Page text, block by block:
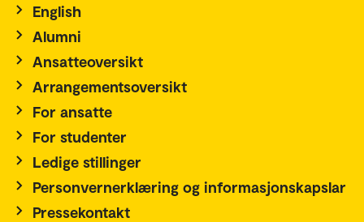
English
Alumni
Ansatteoversikt
Arrangementsoversikt
For ansatte
For studenter
Ledige stillinger
Personvernerklæring og informasjonskapslar
Pressekontakt